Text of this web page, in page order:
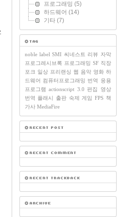
프로그래밍 (5)
하드웨어 (14)
기타(7)
noble label SMI 씨네스트 리뷰 자막
프로그레시브록 프로그래밍 SF 직장
포크 일상 프리랜싱 웹 음악 영화 하
드웨어 컴퓨터프로그래밍 번역 응용
프로그램 actionscript 3.0 편집
영상
번역 플래시 출판 숙제 게임 FPS 책
가사 MediaFire